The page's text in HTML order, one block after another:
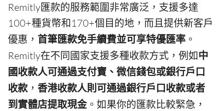
Remitly匯款的服務範圍非常廣泛，支援多達
100+種貨幣和170+個目的地，而且提供新客戶
優惠， 首筆匯款免手續費並可享特優匯率 。
Remitly在不同國家支援多種收款方式，例如中
國收款人可通過支付寶、微信錢包或銀行戶口
收款 ， 香港收款人則可通過銀行戶口收款或者
到實體店提取現金。如果你的匯款比較緊急，